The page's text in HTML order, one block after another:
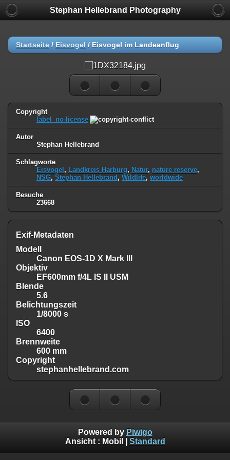
Stephan Hellebrand Photography
Startseite / Eisvogel / Eisvogel im Landeanflug
Copyright
label_no-license
Autor
Stephan Hellebrand
Schlagworte
Eisvogel , Landkreis Harburg, Natur, nature reserve,
NSG, Stephan Hellebrand , Wildlife, worldwide
Besuche
23668
Exif-Metadaten
Modell
Canon EOS-1D X Mark III
Objektiv
EF600mm f/4L IS II USM
Blende
5.6
Belichtungszeit
1/8000 s
ISO
6400
Brennweite
600 mm
Copyright
stephanhellebrand.com
Powered by Piwigo
Ansicht : Mobil Standard